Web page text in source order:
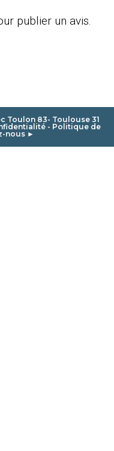
publier un avis.
Toulon 83- Toulouse 31
- Politique de
nous ►